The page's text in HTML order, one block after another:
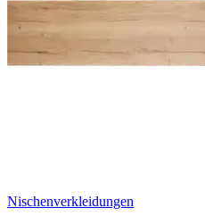
Nischenverkleidungen